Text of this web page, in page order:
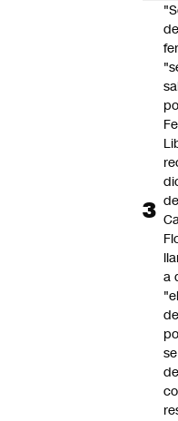
de
de
a
"el
se